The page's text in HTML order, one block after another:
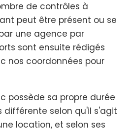
de contrôles à
peut être présent ou se
une agence par
sont ensuite rédigés
nos coordonnées pour
possède sa propre durée
différente selon qu'il s'agit
location, et selon ses